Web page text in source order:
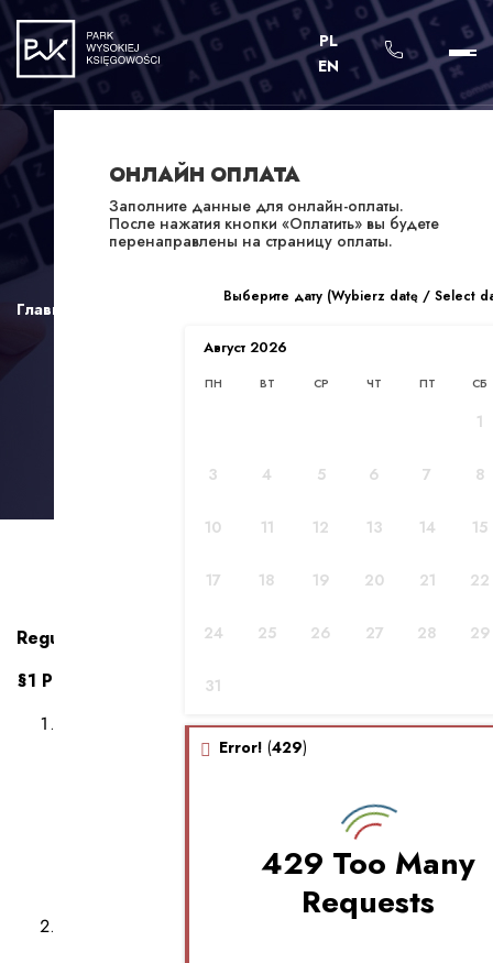
PL
EN
Главная
Regulamin Serwisu internetowego pwkgroup.pl
§1 Postanowienia wstępne
Serwis internetowy pwkgroup.pl, dostępny pod
adresem internetowym https://pwkgroup.pl,
PARK WYSOKIEJ KSIĘGOWOŚCI Sp. z o.o. z siedzibą
w Warszawie, 02-255, przy ul. PRZEDPOLE, nr 1, lok.
U40 wpisanej do Krajowego Rejestru Sądowego pod
numerem KRS 0001004705, o kapitale zakładowym 5
000 zł, NIP 5223242429, REGON 523763865
Niniejszy regulamin skierowany jest do Klientów i
ОНЛАЙН ОПЛАТА
Заполните данные для онлайн-оплаты.
После нажатия кнопки «Оплатить» вы будете
перенаправлены на страницу оплаты.
Выберите дату (Wybierz datę / Select
Август 2026
ПН ВТ СР ЧТ ПТ СБ
1
3 4 5 6 7 8
10 11 12 13 14 15
17 18 19 20 21 22
24 25 26 27 28 29
31
Error! (429)
429 Too Many
Requests